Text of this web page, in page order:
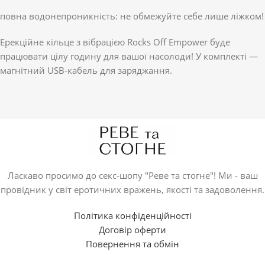
повна водонепроникність: не обмежуйте себе лише ліжком!
Ерекційне кільце з вібрацією Rocks Off Empower буде
працювати цілу годину для вашої насолоди! У комплекті —
магнітний USB-кабель для заряджання.
Ласкаво просимо до секс-шопу "Реве та стогне"! Ми - ваш
провідник у світ еротичних вражень, якості та задоволення.
Політика конфіденційності
Договір оферти
Повернення та обмін